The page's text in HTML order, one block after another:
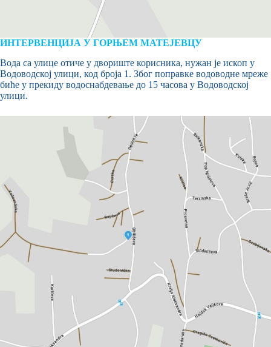
ИНТЕРВЕНЦИЈА У ГОРЊЕМ МАТЕЈЕВЦУ
Вода са улице отиче у двориште корисника, нужан је ископ у
Водоводској улици, код броја 1. Због поправке водоводне мреже
биће у прекиду водоснабдевање до 15 часова у Водоводској
улици.